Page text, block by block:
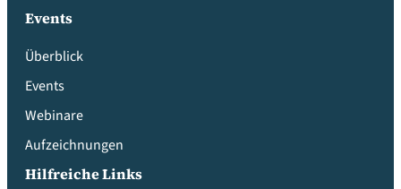
Events
Überblick
Events
Webinare
Aufzeichnungen
Hilfreiche Links